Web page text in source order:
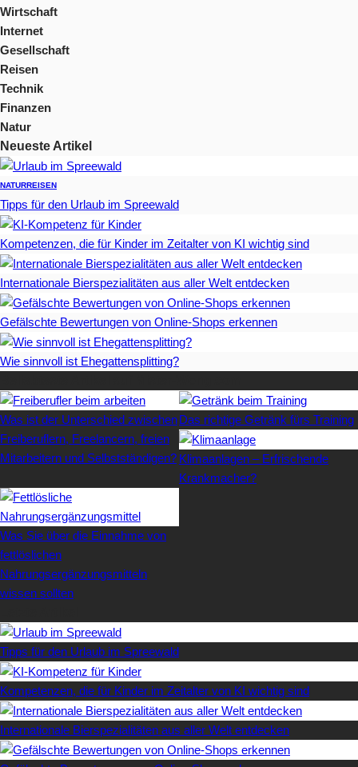
Wirtschaft
Internet
Gesellschaft
Reisen
Technik
Finanzen
Natur
Neueste Artikel
NATURREISEN
Tipps für den Urlaub im Spreewald
Kompetenzen, die für Kinder im Zeitalter von KI wichtig sind
Internationale Bierspezialitäten aus aller Welt entdecken
Gefälschte Bewertungen von Online-Shops erkennen
Wie sinnvoll ist Ehegattensplitting?
Was ist der Unterschied zwischen
Freiberuflern, Freelancern, freien
Mitarbeitern und Selbstständigen?
Das richtige Getränk fürs Training
Klimaanlagen – Erfrischende
Krankmacher?
Was Sie über die Einnahme von
fettlöslichen
Nahrungsergänzungsmitteln
wissen sollten
Tipps für den Urlaub im Spreewald
Kompetenzen, die für Kinder im Zeitalter von KI wichtig sind
Internationale Bierspezialitäten aus aller Welt entdecken